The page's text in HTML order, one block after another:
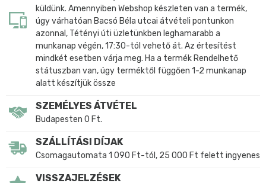
küldünk. Amennyiben Webshop készleten van a termék,
úgy várhatóan Bacsó Béla utcai átvételi pontunkon
azonnal, Tétényi úti üzletünkben leghamarabb a
munkanap végén, 17:30-tól vehető át. Az értesítést
mindkét esetben várja meg. Ha a termék Rendelhető
státuszban van, úgy terméktől függően 1-2 munkanap
alatt készítjük össze
SZEMÉLYES ÁTVÉTEL
Budapesten 0 Ft.
SZÁLLÍTÁSI DÍJAK
Csomagautomata 1 090 Ft-tól, 25 000 Ft felett ingyenes
VISSZAJELZÉSEK